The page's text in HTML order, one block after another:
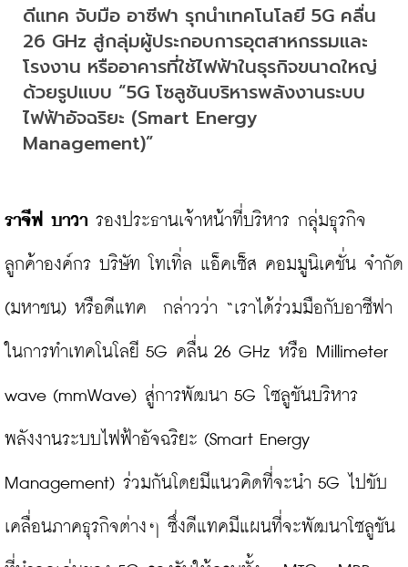
ดีแทค จับมือ อาซีฟา รุกนำเทคโนโลยี 5G คลื่น
26 GHz สู่กลุ่มผู้ประกอบการอุตสาหกรรมและ
โรงงาน หรืออาคารที่ใช้ไฟฟ้าในธุรกิจขนาดใหญ่
ด้วยรูปแบบ “5G โซลูชันบริหารพลังงานระบบ
ไฟฟ้าอัจฉริยะ (Smart Energy
Management)”
ราจีฟ บาวา รองประธานเจ้าหน้าที่บริหาร กลุ่มธุรกิจ
ลูกค้าองค์กร บริษัท โทเทิ่ล แอ็คเซ็ส คอมมูนิเคชั่น จำกัด
(มหาชน) หรือดีแทค  กล่าวว่า “เราได้ร่วมมือกับอาซีฟา
ในการทำเทคโนโลยี 5G คลื่น 26 GHz หรือ Millimeter
wave (mmWave) สู่การพัฒนา 5G โซลูชันบริหาร
พลังงานระบบไฟฟ้าอัจฉริยะ (Smart Energy
Management) ร่วมกันโดยมีแนวคิดที่จะนำ 5G ไปขับ
เคลื่อนภาคธุรกิจต่างๆ ซึ่งดีแทคมีแผนที่จะพัฒนาโซลูชัน